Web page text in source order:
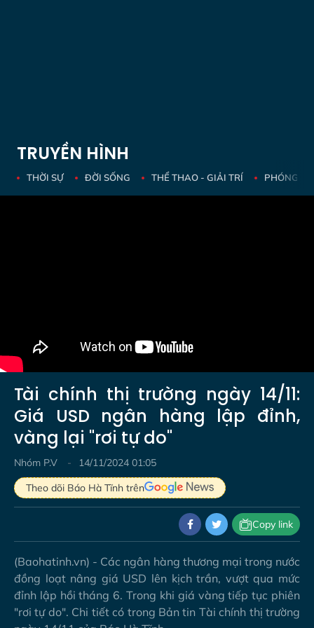
TRUYỀN HÌNH
THỜI SỰ ĐỜI SỐNG THỂ THAO - GIẢI TRÍ PHÓNG
Tài chính thị trường ngày 14/11:
Giá USD ngân hàng lập đỉnh,
vàng lại "rơi tự do"
Nhóm P.V
14/11/2024 01:05
Theo dõi Báo Hà Tĩnh trên
Copy link
(Baohatinh.vn) - Các ngân hàng thương mại trong nước
đồng loạt nâng giá USD lên kịch trần, vượt qua mức
đỉnh lập hồi tháng 6. Trong khi giá vàng tiếp tục phiên
"rơi tự do". Chi tiết có trong Bản tin Tài chính thị trường